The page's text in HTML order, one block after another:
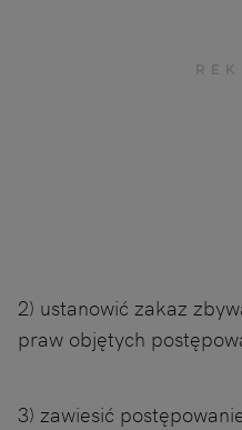
2) ustanowić zakaz
praw objętych
3) zawiesić